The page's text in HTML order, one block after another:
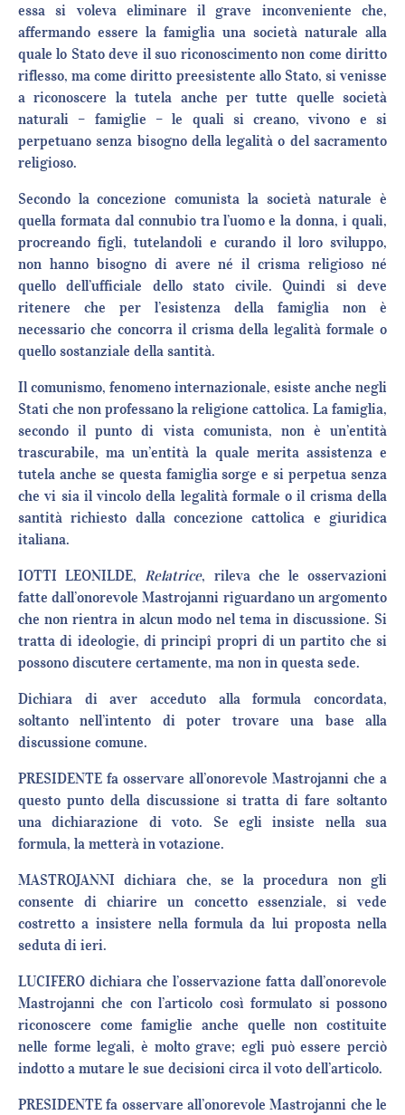
essa si voleva eliminare il grave inconveniente che,
affermando essere la famiglia una società naturale alla
quale lo Stato deve il suo riconoscimento non come diritto
riflesso, ma come diritto preesistente allo Stato, si venisse
a riconoscere la tutela anche per tutte quelle società
naturali – famiglie – le quali si creano, vivono e si
perpetuano senza bisogno della legalità o del sacramento
religioso.
Secondo la concezione comunista la società naturale è
quella formata dal connubio tra l’uomo e la donna, i quali,
procreando figli, tutelandoli e curando il loro sviluppo,
non hanno bisogno di avere né il crisma religioso né
quello dell’ufficiale dello stato civile. Quindi si deve
ritenere che per l’esistenza della famiglia non è
necessario che concorra il crisma della legalità formale o
quello sostanziale della santità.
Il comunismo, fenomeno internazionale, esiste anche negli
Stati che non professano la religione cattolica. La famiglia,
secondo il punto di vista comunista, non è un’entità
trascurabile, ma un’entità la quale merita assistenza e
tutela anche se questa famiglia sorge e si perpetua senza
che vi sia il vincolo della legalità formale o il crisma della
santità richiesto dalla concezione cattolica e giuridica
italiana.
IOTTI LEONILDE,Relatrice, rileva che le osservazioni
fatte dall’onorevole Mastrojanni riguardano un argomento
che non rientra in alcun modo nel tema in discussione. Si
tratta di ideologie, di principî propri di un partito che si
possono discutere certamente, ma non in questa sede.
Dichiara di aver acceduto alla formula concordata,
soltanto nell’intento di poter trovare una base alla
discussione comune.
PRESIDENTE fa osservare all’onorevole Mastrojanni che a
questo punto della discussione si tratta di fare soltanto
una dichiarazione di voto. Se egli insiste nella sua
formula, la metterà in votazione.
MASTROJANNI dichiara che, se la procedura non gli
consente di chiarire un concetto essenziale, si vede
costretto a insistere nella formula da lui proposta nella
seduta di ieri.
LUCIFERO dichiara che l’osservazione fatta dall’onorevole
Mastrojanni che con l’articolo così formulato si possono
riconoscere come famiglie anche quelle non costituite
nelle forme legali, è molto grave; egli può essere perciò
indotto a mutare le sue decisioni circa il voto dell’articolo.
PRESIDENTE fa osservare all’onorevole Mastrojanni che le